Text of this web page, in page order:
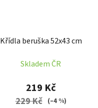
Křídla beruška 52x43 cm
Skladem ČR
219 Kč
229 Kč (–4 %)